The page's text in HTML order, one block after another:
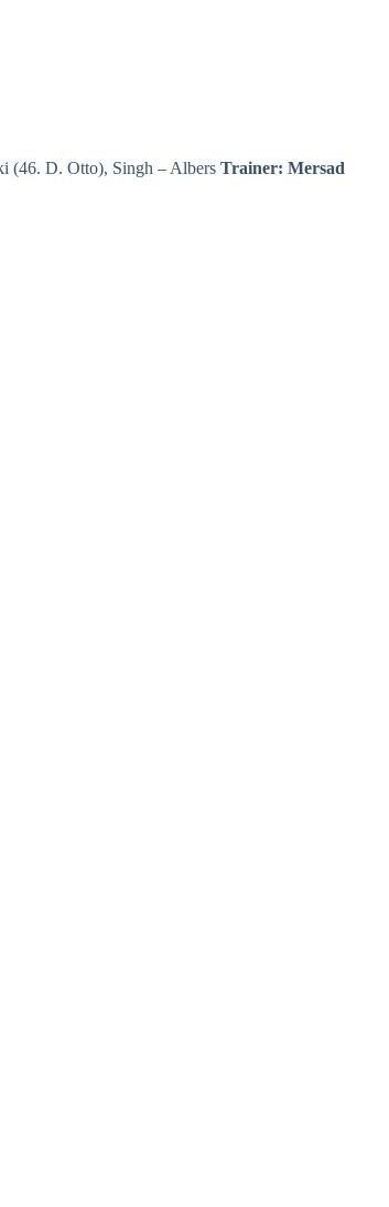
(46. D. Otto), Singh – Albers Trainer: Mersad